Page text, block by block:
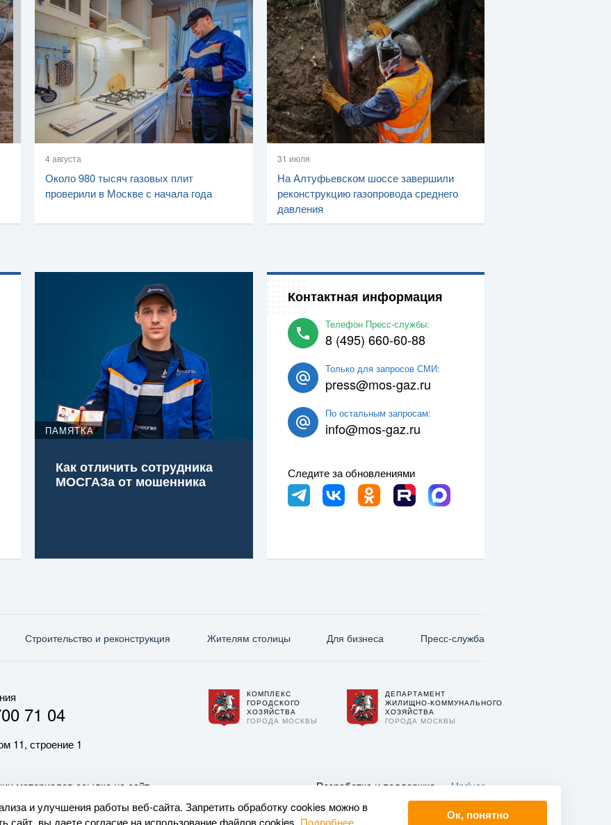
4 августа
Около 980 тысяч газовых плит
проверили в Москве с начала года
31 июля
На Алтуфьевском шоссе завершили
реконструкцию газопровода среднего
давления
ПАМЯТКА
Как отличить сотрудника
МОСГАЗа от мошенника
Контактная информация
Телефон Пресс-службы:
8 (495) 660-60-88
Только для запросов СМИ:
press@mos-gaz.ru
По остальным запросам:
info@mos-gaz.ru
Следите за обновлениями
Строительство и реконструкция Жителям столицы Для бизнеса Пресс-служба
71 04
11, строение 1
КОМПЛЕКС
ГОРОДСКОГО
ХОЗЯЙСТВА
ГОРОДА МОСКВЫ
ДЕПАРТАМЕНТ
ЖИЛИЩНО-КОММУНАЛЬНОГО
ХОЗЯЙСТВА
ГОРОДА МОСКВЫ
материалов ссылка на сайт
Разработка и поддержка — Upriver
и улучшения работы веб-сайта. Запретить обработку cookies можно в
сайт, вы даете согласие на использование файлов cookies. Подробнее Ок, понятно